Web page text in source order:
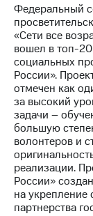
Федеральный
«Сети все
вошел в топ-
социальных
России».
отмечен как
за высокий
задачи –
большую
волонтеров и
реализации.
России»
на укрепление
партнерства